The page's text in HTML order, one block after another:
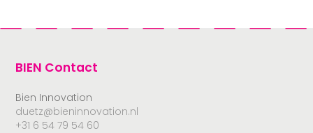
BIEN Contact
Bien Innovation
duetz@bieninnovation.nl
+31 6 54 79 54 60